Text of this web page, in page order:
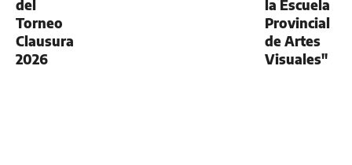
del
Torneo
Clausura
2026
la Escuela
Provincial
de Artes
Visuales"